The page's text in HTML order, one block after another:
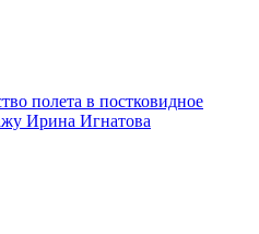
полета в постковидное
Ирина Игнатова